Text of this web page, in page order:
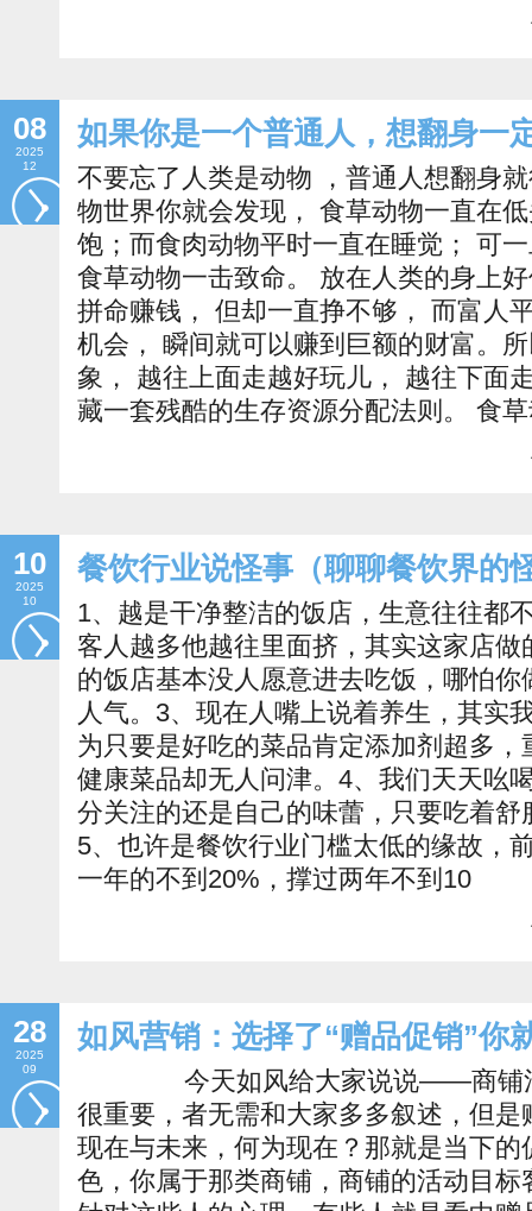
08
2025
12
如果你是一个普通人，想翻身一
不要忘了人类是动物 ，普通人想翻身
物世界你就会发现， 食草动物一直在
饱；而食肉动物平时一直在睡觉； 可
食草动物一击致命。 放在人类的身上
拼命赚钱， 但却一直挣不够， 而富人
机会， 瞬间就可以赚到巨额的财富。
象， 越往上面走越好玩儿， 越往下面
藏一套残酷的生存资源分配法则。 食
10
2025
10
餐饮行业说怪事（聊聊餐饮界的
1、越是干净整洁的饭店，生意往往都
客人越多他越往里面挤，其实这家店
的饭店基本没人愿意进去吃饭，哪怕
人气。3、现在人嘴上说着养生，其实
为只要是好吃的菜品肯定添加剂超多
健康菜品却无人问津。4、我们天天吆
分关注的还是自己的味蕾，只要吃着
5、也许是餐饮行业门槛太低的缘故，
一年的不到20%，撑过两年不到10
28
2025
09
如风营销：选择了“赠品促销”你
今天如风给大家说说——商铺活
很重要，者无需和大家多多叙述，但
现在与未来，何为现在？那就是当下
色，你属于那类商铺，商铺的活动目